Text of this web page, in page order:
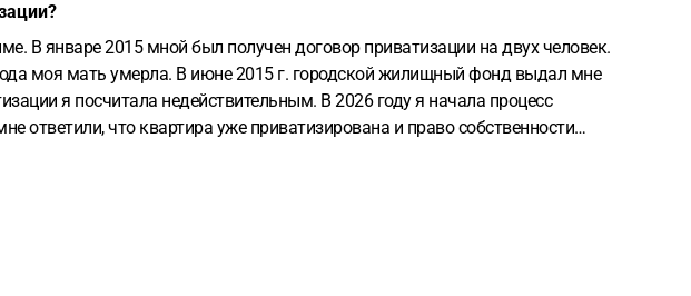
В январе 2015 мной был получен договор приватизации на двух человек.
моя мать умерла. В июне 2015 г. городской жилищный фонд выдал мне
я посчитала недействительным. В 2026 году я начала процесс
собственности
получения договора приватизации?